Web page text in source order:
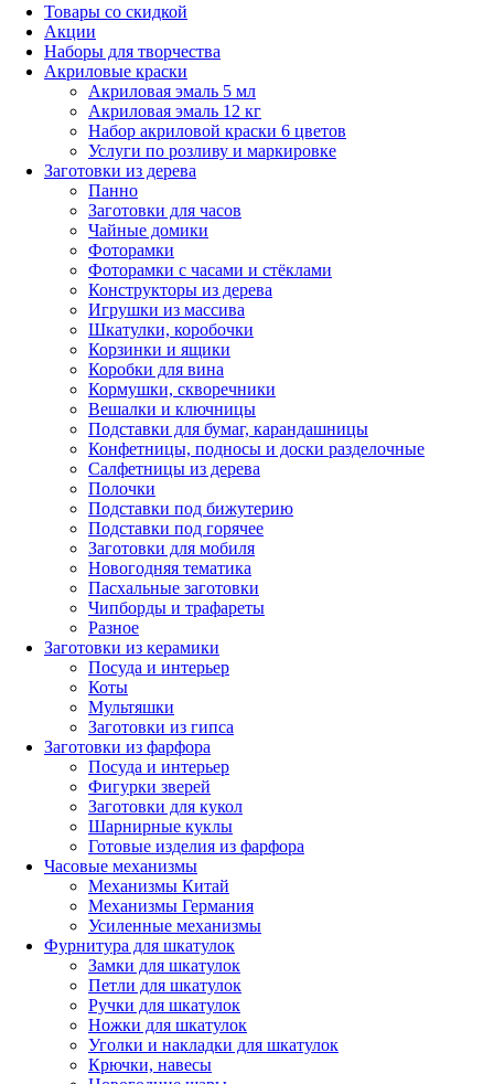
Товары со скидкой
Акции
Наборы для творчества
Акриловые краски
Акриловая эмаль 5 мл
Акриловая эмаль 12 кг
Набор акриловой краски 6 цветов
Услуги по розливу и маркировке
Заготовки из дерева
Панно
Заготовки для часов
Чайные домики
Фоторамки
Фоторамки с часами и стёклами
Конструкторы из дерева
Игрушки из массива
Шкатулки, коробочки
Корзинки и ящики
Коробки для вина
Кормушки, скворечники
Вешалки и ключницы
Подставки для бумаг, карандашницы
Конфетницы, подносы и доски разделочные
Салфетницы из дерева
Полочки
Подставки под бижутерию
Подставки под горячее
Заготовки для мобиля
Новогодняя тематика
Пасхальные заготовки
Чипборды и трафареты
Разное
Заготовки из керамики
Посуда и интерьер
Коты
Мультяшки
Заготовки из гипса
Заготовки из фарфора
Посуда и интерьер
Фигурки зверей
Заготовки для кукол
Шарнирные куклы
Готовые изделия из фарфора
Часовые механизмы
Механизмы Китай
Механизмы Германия
Усиленные механизмы
Фурнитура для шкатулок
Замки для шкатулок
Петли для шкатулок
Ручки для шкатулок
Ножки для шкатулок
Уголки и накладки для шкатулок
Крючки, навесы